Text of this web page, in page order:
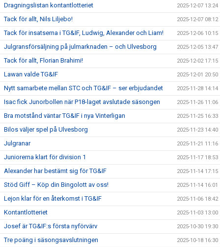
Dragningslistan kontantlotteriet 2025-12-07 13:24
Tack för allt, Nils Liljebo! 2025-12-07 08:12
Tack för insatserna i TG&IF, Ludwig, Alexander och Liam! 2025-12-06 10:15
Julgransförsäljning på julmarknaden – och Ulvesborg 2025-12-05 13:47
Tack för allt, Florian Brahimi! 2025-12-02 17:15
Lawan valde TG&IF 2025-12-01 20:50
Nytt samarbete mellan STC och TG&IF – ser erbjudandet 2025-11-28 14:14
Isac fick Junorbollen när P18-laget avslutade säsongen 2025-11-26 11:06
Bra motstånd väntar TG&IF i nya Vinterligan 2025-11-25 16:33
Bilos väljer spel på Ulvesborg 2025-11-23 14:40
Julgranar 2025-11-21 11:16
Juniorerna klart för division 1 2025-11-17 18:53
Alexander har bestämt sig för TG&IF 2025-11-14 17:15
Stöd Giff – Köp din Bingolott av oss! 2025-11-14 16:01
Lejon klar för en återkomst i TG&IF 2025-11-06 18:42
Kontantlotteriet 2025-11-03 13:00
Josef är TG&IF:s första nyförvärv 2025-10-30 19:30
Tre poäng i säsongsavslutningen 2025-10-18 16:30